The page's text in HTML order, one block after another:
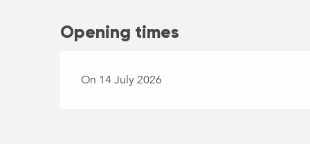
Opening times
On 14 July 2026